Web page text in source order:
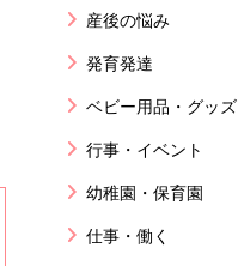
産後の悩み
発育発達
ベビー用品・グッズ
行事・イベント
幼稚園・保育園
仕事・働く